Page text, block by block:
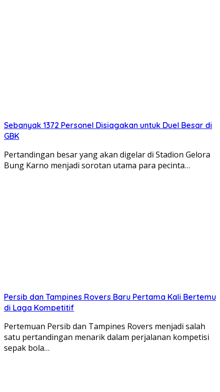
Sebanyak 1372 Personel Disiagakan untuk Duel Besar di
GBK
Pertandingan besar yang akan digelar di Stadion Gelora
Bung Karno menjadi sorotan utama para pecinta…
Persib dan Tampines Rovers Baru Pertama Kali Bertemu
di Laga Kompetitif
Pertemuan Persib dan Tampines Rovers menjadi salah
satu pertandingan menarik dalam perjalanan kompetisi
sepak bola…